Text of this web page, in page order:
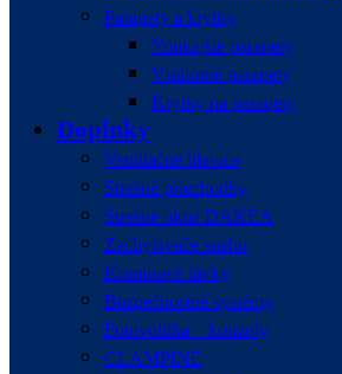
Parapety a krytky
Vonkajšie parapety
Vnútorné parapety
Krytky na parapety
Doplnky
Ventilačné hlavice
Strešné priechodky
Strešné okná DAKEA
Zachytávače snehu
Komínové lávky
Bezpečnostné systémy
Fotovoltika – konzoly
CLAMPINE